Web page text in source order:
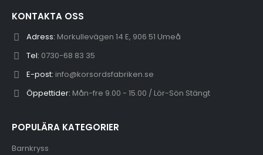
KONTAKTA OSS
Adress: Morkullevägen 14 E, 906 51 Umeå
Tel: 0730-68 83 35
E-post: info@korsordsfabriken.se
Öppettider: Mån-fre 9.00 - 15.00 / Lör-Sön Stängt
POPULÄRA KATEGORIER
Barnkryss